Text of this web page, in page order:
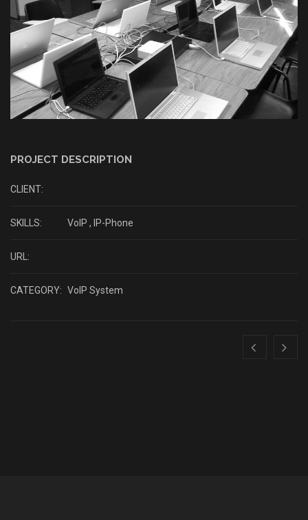
PROJECT DESCRIPTION
CLIENT:
SKILLS: VoIP , IP-Phone
URL:
CATEGORY: VoIP System